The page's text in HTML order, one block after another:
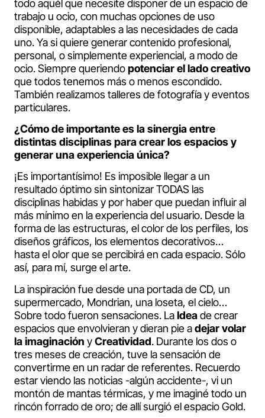
todo aquél que necesite disponer de un espacio de
trabajo u ocio, con muchas opciones de uso
disponible, adaptables a las necesidades de cada
uno. Ya si quiere generar contenido profesional,
personal, o simplemente experiencial, a modo de
ocio. Siempre queriendopotenciar el lado creativo
que todos tenemos más o menos escondido.
También realizamos talleres de fotografía y eventos
particulares.
¿Cómo de importante es la sinergia entre
distintas disciplinas para crear los espacios y
generar una experiencia única?
¡Es importantísimo! Es imposible llegar a un
resultado óptimo sin sintonizar TODAS las
disciplinas habidas y por haber que puedan influir al
más mínimo en la experiencia del usuario. Desde la
forma de las estructuras, el color de los perfiles, los
diseños gráficos, los elementos decorativos…
hasta el olor que se percibirá en cada espacio. Sólo
así, para mí, surge el arte.
La inspiración fue desde una portada de CD, un
supermercado, Mondrian, una loseta, el cielo…
Sobre todo fueron sensaciones. LaIdeade crear
espacios que envolvieran y dieran pie adejar volar
la imaginación yCreatividad. Durante los dos o
tres meses de creación, tuve la sensación de
convertirme en un radar de referentes. Recuerdo
estar viendo las noticias -algún accidente-, vi un
montón de mantas térmicas, y me imaginé todo un
rincón forrado de oro; de allí surgió el espacio Gold.